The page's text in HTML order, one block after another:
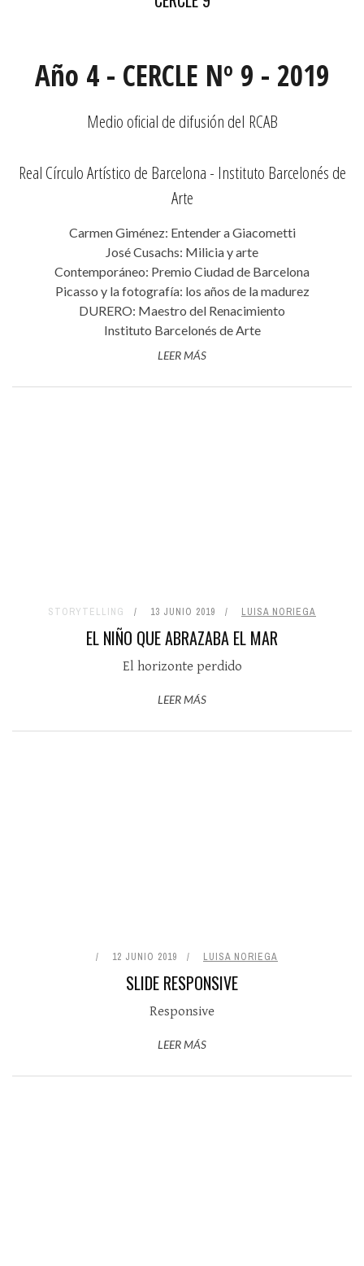
Año 4 - CERCLE Nº 9 - 2019
Medio oficial de difusión del RCAB
Real Círculo Artístico de Barcelona - Instituto Barcelonés de
Arte
Carmen Giménez: Entender a Giacometti
José Cusachs: Milicia y arte
Contemporáneo: Premio Ciudad de Barcelona
Picasso y la fotografía: los años de la madurez
DURERO: Maestro del Renacimiento
Instituto Barcelonés de Arte
LEER MÁS
STORYTELLING 13 JUNIO 2019 LUISA NORIEGA
EL NIÑO QUE ABRAZABA EL MAR
El horizonte perdido
LEER MÁS
12 JUNIO 2019 LUISA NORIEGA
SLIDE RESPONSIVE
Responsive
LEER MÁS